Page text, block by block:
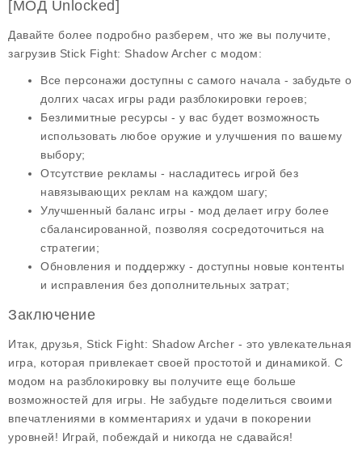
[МОД Unlocked]
Давайте более подробно разберем, что же вы получите,
загрузив Stick Fight: Shadow Archer с модом:
Все персонажи доступны с самого начала - забудьте о
долгих часах игры ради разблокировки героев;
Безлимитные ресурсы - у вас будет возможность
использовать любое оружие и улучшения по вашему
выбору;
Отсутствие рекламы - насладитесь игрой без
навязывающих реклам на каждом шагу;
Улучшенный баланс игры - мод делает игру более
сбалансированной, позволяя сосредоточиться на
стратегии;
Обновления и поддержку - доступны новые контенты
и исправления без дополнительных затрат;
Заключение
Итак, друзья, Stick Fight: Shadow Archer - это увлекательная
игра, которая привлекает своей простотой и динамикой. С
модом на разблокировку вы получите еще больше
возможностей для игры. Не забудьте поделиться своими
впечатлениями в комментариях и удачи в покорении
уровней! Играй, побеждай и никогда не сдавайся!